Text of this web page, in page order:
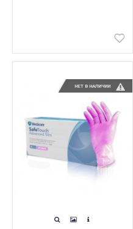
НЕТ В НАЛИЧИИ